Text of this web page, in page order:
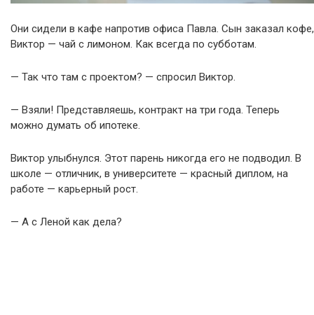
Они сидели в кафе напротив офиса Павла. Сын заказал кофе,
Виктор — чай с лимоном. Как всегда по субботам.
— Так что там с проектом? — спросил Виктор.
— Взяли! Представляешь, контракт на три года. Теперь
можно думать об ипотеке.
Виктор улыбнулся. Этот парень никогда его не подводил. В
школе — отличник, в университете — красный диплом, на
работе — карьерный рост.
— А с Леной как дела?